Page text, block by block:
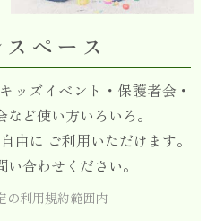
ペース
ッズイベント・保護者会・
ど使い方いろいろ。
由に ご利用いただけます。
合わせください。
利用規約範囲内